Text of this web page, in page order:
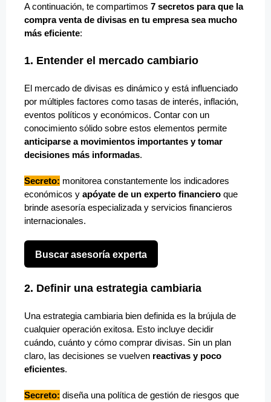
A continuación, te compartimos 7 secretos para que la
compra venta de divisas en tu empresa sea mucho
más eficiente:
1. Entender el mercado cambiario
El mercado de divisas es dinámico y está influenciado
por múltiples factores como tasas de interés, inflación,
eventos políticos y económicos. Contar con un
conocimiento sólido sobre estos elementos permite
anticiparse a movimientos importantes y tomar
decisiones más informadas.
Secreto: monitorea constantemente los indicadores
económicos y apóyate de un experto financiero que
brinde asesoría especializada y servicios financieros
internacionales.
Buscar asesoría experta
2. Definir una estrategia cambiaria
Una estrategia cambiaria bien definida es la brújula de
cualquier operación exitosa. Esto incluye decidir
cuándo, cuánto y cómo comprar divisas. Sin un plan
claro, las decisiones se vuelven reactivas y poco
eficientes.
Secreto: diseña una política de gestión de riesgos que